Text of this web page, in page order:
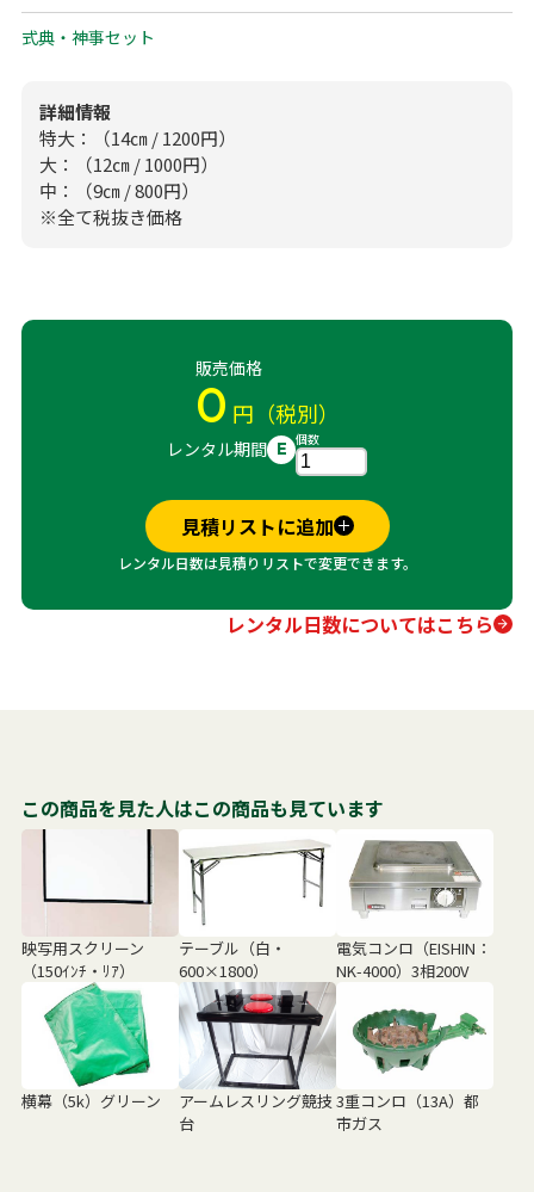
メールお問い合わせ
式典・神事セット
詳細情報
特大：（14㎝ / 1200円）
大：（12㎝ / 1000円）
中：（9㎝ / 800円）
※全て税抜き価格
販売価格
0 円（税別）
レンタル期間 E 個数
見積リストに追加
レンタル日数は見積りリストで変更できます。
レンタル日数についてはこちら
この商品を見た人はこの商品も見ています
映写用スクリーン
（150ｲﾝﾁ・ﾘｱ）
テーブル（白・
600×1800）
電気コンロ（EISHIN：
NK-4000）3相200V
横幕（5k）グリーン
アームレスリング競技
台
3重コンロ（13A）都
市ガス